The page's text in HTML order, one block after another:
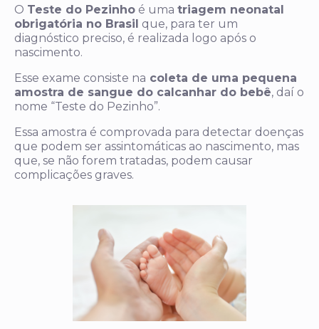
O Teste do Pezinho é uma triagem neonatal
obrigatória no Brasil que, para ter um
diagnóstico preciso, é realizada logo após o
nascimento.
Esse exame consiste na coleta de uma pequena
amostra de sangue do calcanhar do bebê, daí o
nome “Teste do Pezinho”.
Essa amostra é comprovada para detectar doenças
que podem ser assintomáticas ao nascimento, mas
que, se não forem tratadas, podem causar
complicações graves.